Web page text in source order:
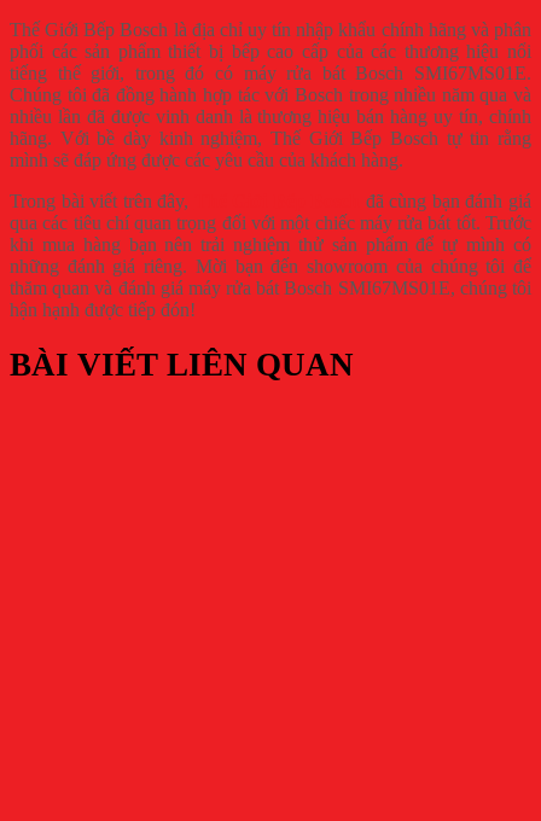
Thế Giới Bếp Bosch là địa chỉ uy tín nhập khẩu chính hãng và phân
phối các sản phẩm thiết bị bếp cao cấp của các thương hiệu nổi
tiếng thế giới, trong đó có máy rửa bát Bosch SMI67MS01E.
Chúng tôi đã đồng hành hợp tác với Bosch trong nhiều năm qua và
nhiều lần đã được vinh danh là thương hiệu bán hàng uy tín, chính
hãng. Với bề dày kinh nghiệm, Thế Giới Bếp Bosch tự tin rằng
mình sẽ đáp ứng được các yêu cầu của khách hàng.
Trong bài viết trên đây,
đã cùng bạn đánh giá
qua các tiêu chí quan trọng đối với một chiếc máy rửa bát tốt. Trước
khi mua hàng bạn nên trải nghiệm thử sản phẩm để tự mình có
những đánh giá riêng. Mời bạn đến showroom của chúng tôi để
thăm quan và đánh giá máy rửa bát Bosch SMI67MS01E, chúng tôi
hận hạnh được tiếp đón!
BÀI VIẾT LIÊN QUAN